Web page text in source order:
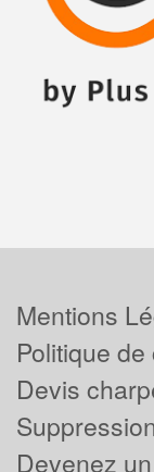
Mentions
Politique
Devis
Devenez